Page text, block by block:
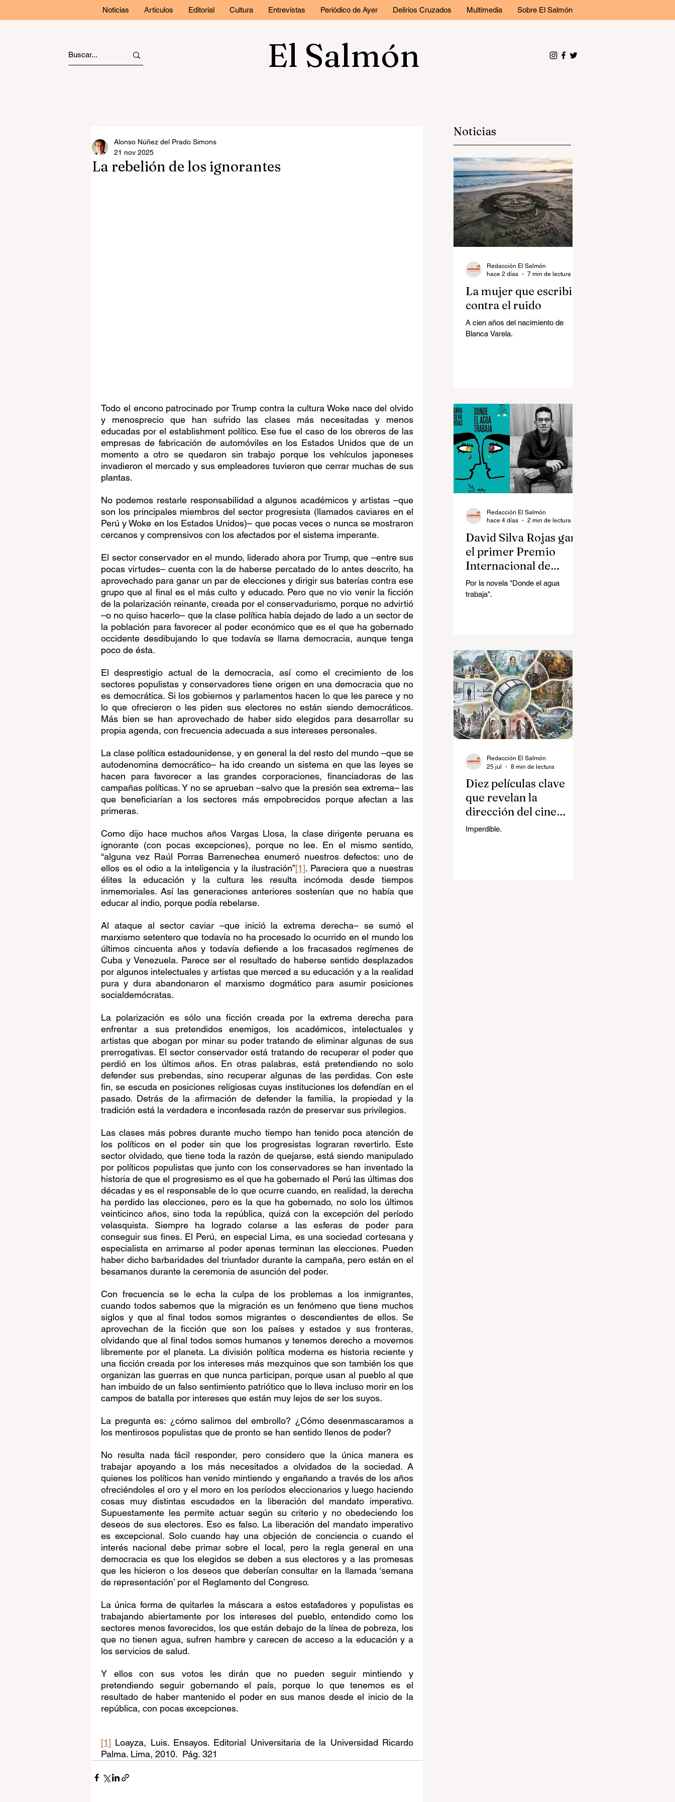
Noticias Artículos Editorial Cultura Entrevistas Periódico de Ayer Delirios Cruzados Multimedia Sobre El Salmón
El Salmón
La rebelión de los ignorantes
Alonso Núñez del Prado Simons
21 nov 2025
Todo el encono patrocinado por Trump contra la cultura Woke nace del olvido
y menosprecio que han sufrido las clases más necesitadas y menos
educadas por el establishment político. Ese fue el caso de los obreros de las
empresas de fabricación de automóviles en los Estados Unidos que de un
momento a otro se quedaron sin trabajo porque los vehículos japoneses
invadieron el mercado y sus empleadores tuvieron que cerrar muchas de sus
plantas.
No podemos restarle responsabilidad a algunos académicos y artistas –que
son los principales miembros del sector progresista (llamados caviares en el
Perú y Woke en los Estados Unidos)– que pocas veces o nunca se mostraron
cercanos y comprensivos con los afectados por el sistema imperante.
El sector conservador en el mundo, liderado ahora por Trump, que –entre sus
pocas virtudes– cuenta con la de haberse percatado de lo antes descrito, ha
aprovechado para ganar un par de elecciones y dirigir sus baterías contra ese
grupo que al final es el más culto y educado. Pero que no vio venir la ficción
de la polarización reinante, creada por el conservadurismo, porque no advirtió
–o no quiso hacerlo– que la clase política había dejado de lado a un sector de
la población para favorecer al poder económico que es el que ha gobernado
occidente desdibujando lo que todavía se llama democracia, aunque tenga
poco de ésta.
El desprestigio actual de la democracia, así como el crecimiento de los
sectores populistas y conservadores tiene origen en una democracia que no
es democrática. Si los gobiernos y parlamentos hacen lo que les parece y no
lo que ofrecieron o les piden sus electores no están siendo democráticos.
Más bien se han aprovechado de haber sido elegidos para desarrollar su
propia agenda, con frecuencia adecuada a sus intereses personales.
La clase política estadounidense, y en general la del resto del mundo –que se
autodenomina democrático– ha ido creando un sistema en que las leyes se
hacen para favorecer a las grandes corporaciones, financiadoras de las
campañas políticas. Y no se aprueban –salvo que la presión sea extrema– las
que beneficiarían a los sectores más empobrecidos porque afectan a las
primeras.
Como dijo hace muchos años Vargas Llosa, la clase dirigente peruana es
ignorante (con pocas excepciones), porque no lee. En el mismo sentido,
“alguna vez Raúl Porras Barrenechea enumeró nuestros defectos: uno de
ellos es el odio a la inteligencia y la ilustración”[1]. Pareciera que a nuestras
élites la educación y la cultura les resulta incómoda desde tiempos
inmemoriales. Así las generaciones anteriores sostenían que no había que
educar al indio, porque podía rebelarse.
Al ataque al sector caviar –que inició la extrema derecha– se sumó el
marxismo setentero que todavía no ha procesado lo ocurrido en el mundo los
últimos cincuenta años y todavía defiende a los fracasados regímenes de
Cuba y Venezuela. Parece ser el resultado de haberse sentido desplazados
por algunos intelectuales y artistas que merced a su educación y a la realidad
pura y dura abandonaron el marxismo dogmático para asumir posiciones
socialdemócratas.
La polarización es sólo una ficción creada por la extrema derecha para
enfrentar a sus pretendidos enemigos, los académicos, intelectuales y
artistas que abogan por minar su poder tratando de eliminar algunas de sus
prerrogativas. El sector conservador está tratando de recuperar el poder que
perdió en los últimos años. En otras palabras, está pretendiendo no solo
defender sus prebendas, sino recuperar algunas de las perdidas. Con este
fin, se escuda en posiciones religiosas cuyas instituciones los defendían en el
pasado. Detrás de la afirmación de defender la familia, la propiedad y la
tradición está la verdadera e inconfesada razón de preservar sus privilegios.
Las clases más pobres durante mucho tiempo han tenido poca atención de
los políticos en el poder sin que los progresistas lograran revertirlo. Este
sector olvidado, que tiene toda la razón de quejarse, está siendo manipulado
por políticos populistas que junto con los conservadores se han inventado la
historia de que el progresismo es el que ha gobernado el Perú las últimas dos
décadas y es el responsable de lo que ocurre cuando, en realidad, la derecha
ha perdido las elecciones, pero es la que ha gobernado, no solo los últimos
veinticinco años, sino toda la república, quizá con la excepción del período
velasquista. Siempre ha logrado colarse a las esferas de poder para
conseguir sus fines. El Perú, en especial Lima, es una sociedad cortesana y
especialista en arrimarse al poder apenas terminan las elecciones. Pueden
haber dicho barbaridades del triunfador durante la campaña, pero están en el
besamanos durante la ceremonia de asunción del poder.
Con frecuencia se le echa la culpa de los problemas a los inmigrantes,
cuando todos sabemos que la migración es un fenómeno que tiene muchos
siglos y que al final todos somos migrantes o descendientes de ellos. Se
aprovechan de la ficción que son los países y estados y sus fronteras,
olvidando que al final todos somos humanos y tenemos derecho a movernos
libremente por el planeta. La división política moderna es historia reciente y
una ficción creada por los intereses más mezquinos que son también los que
organizan las guerras en que nunca participan, porque usan al pueblo al que
han imbuido de un falso sentimiento patriótico que lo lleva incluso morir en los
campos de batalla por intereses que están muy lejos de ser los suyos.
La pregunta es: ¿cómo salimos del embrollo? ¿Cómo desenmascaramos a
los mentirosos populistas que de pronto se han sentido llenos de poder?
No resulta nada fácil responder, pero considero que la única manera es
trabajar apoyando a los más necesitados a olvidados de la sociedad. A
quienes los políticos han venido mintiendo y engañando a través de los años
ofreciéndoles el oro y el moro en los períodos eleccionarios y luego haciendo
cosas muy distintas escudados en la liberación del mandato imperativo.
Supuestamente les permite actuar según su criterio y no obedeciendo los
deseos de sus electores. Eso es falso. La liberación del mandato imperativo
es excepcional. Solo cuando hay una objeción de conciencia o cuando el
interés nacional debe primar sobre el local, pero la regla general en una
democracia es que los elegidos se deben a sus electores y a las promesas
que les hicieron o los deseos que deberían consultar en la llamada ‘semana
de representación’ por el Reglamento del Congreso.
La única forma de quitarles la máscara a estos estafadores y populistas es
trabajando abiertamente por los intereses del pueblo, entendido como los
sectores menos favorecidos, los que están debajo de la línea de pobreza, los
que no tienen agua, sufren hambre y carecen de acceso a la educación y a
los servicios de salud.
Y ellos con sus votos les dirán que no pueden seguir mintiendo y
pretendiendo seguir gobernando el país, porque lo que tenemos es el
resultado de haber mantenido el poder en sus manos desde el inicio de la
república, con pocas excepciones.
[1] Loayza, Luis. Ensayos. Editorial Universitaria de la Universidad Ricardo
Palma. Lima, 2010.  Pág. 321
Noticias
La mujer que escribió
contra el ruido
A cien años del nacimiento de
Blanca Varela.
Redacción El Salmón
hace 2 días
7 min de lectura
David Silva Rojas ganó
el primer Premio
Internacional de
Novela Breve Almadía
Ventosa-Arrufat
Por la novela "Donde el agua
trabaja".
Redacción El Salmón
hace 4 días
2 min de lectura
Diez películas clave
que revelan la
dirección del cine
contemporáneo
Imperdible.
Redacción El Salmón
25 jul
8 min de lectura